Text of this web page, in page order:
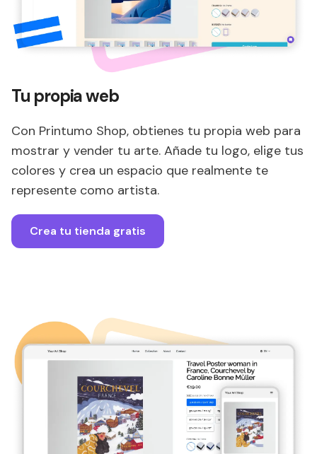
Tu propia web
Con Printumo Shop, obtienes tu propia web para
mostrar y vender tu arte. Añade tu logo, elige tus
colores y crea un espacio que realmente te
represente como artista.
Crea tu tienda gratis